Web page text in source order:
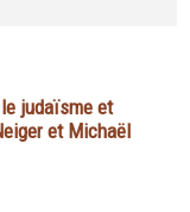
judaïsme et
et Michaël